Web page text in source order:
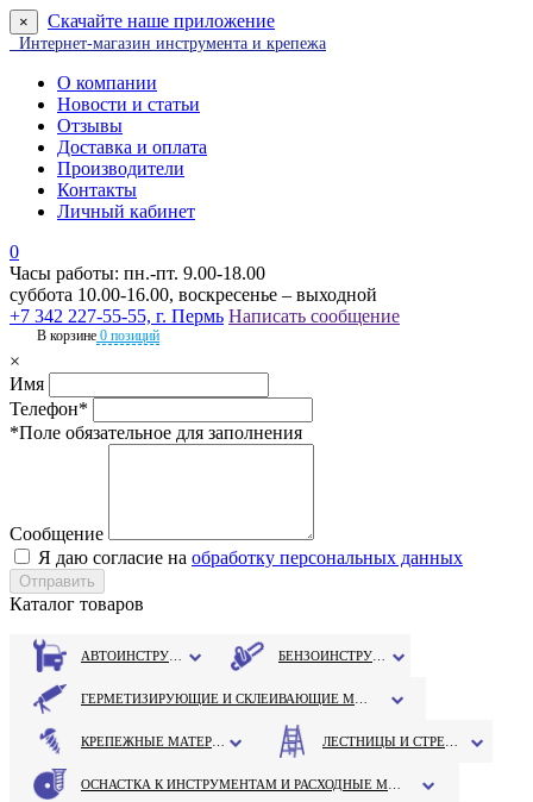
× Скачайте наше приложение
Интернет-магазин инструмента и крепежа
О компании
Новости и статьи
Отзывы
Доставка и оплата
Производители
Контакты
Личный кабинет
0
Часы работы: пн.-пт. 9.00-18.00
суббота 10.00-16.00, воскресенье – выходной
+7 342 227-55-55, г. Пермь Написать сообщение
В корзине 0 позиций
×
Имя
Телефон*
*Поле обязательное для заполнения
Сообщение
Я даю согласие на обработку персональных данных
Каталог товаров